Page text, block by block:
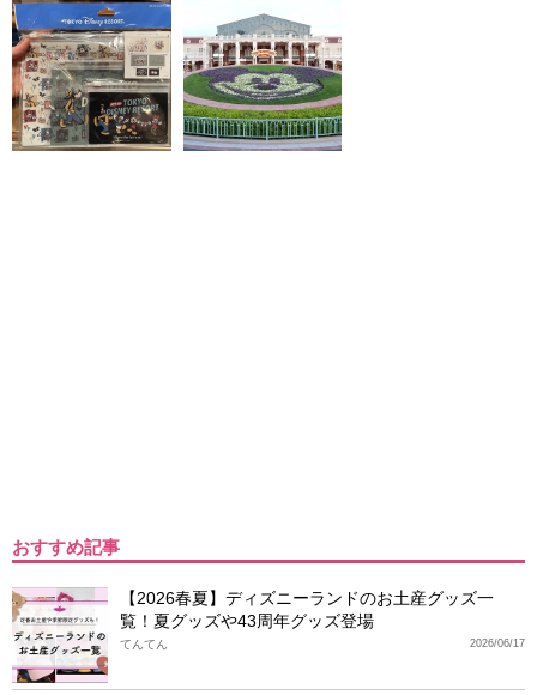
おすすめ記事
【2026春夏】ディズニーランドのお土産グッズ一
覧！夏グッズや43周年グッズ登場
2026/06/17
てんてん